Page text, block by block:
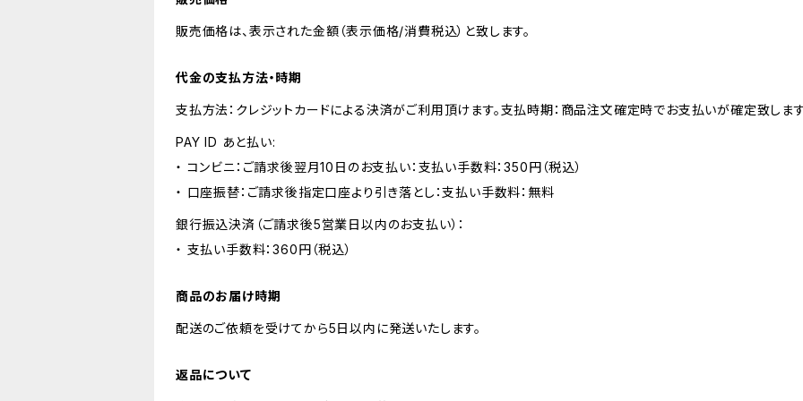
販売価格は、表示された金額（表示価格/消費税込）と致します。
代金の支払方法・時期
支払方法：クレジットカードによる決済がご利用頂けます。支払時期：商品注文確定時でお支払いが確定致します
PAY ID あと払い:
・ コンビニ：ご請求後翌月10日のお支払い：支払い手数料：350円（税込）
・ 口座振替：ご請求後指定口座より引き落とし：支払い手数料：無料
銀行振込決済（ご請求後5営業日以内のお支払い）：
・ 支払い手数料：360円（税込）
商品のお届け時期
配送のご依頼を受けてから5日以内に発送いたします。
返品について